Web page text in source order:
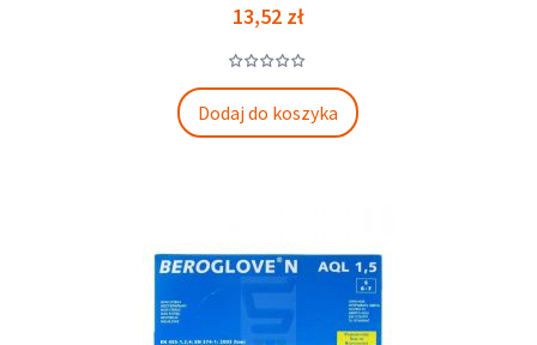
Cena
13,52 zł
Dodaj do koszyka